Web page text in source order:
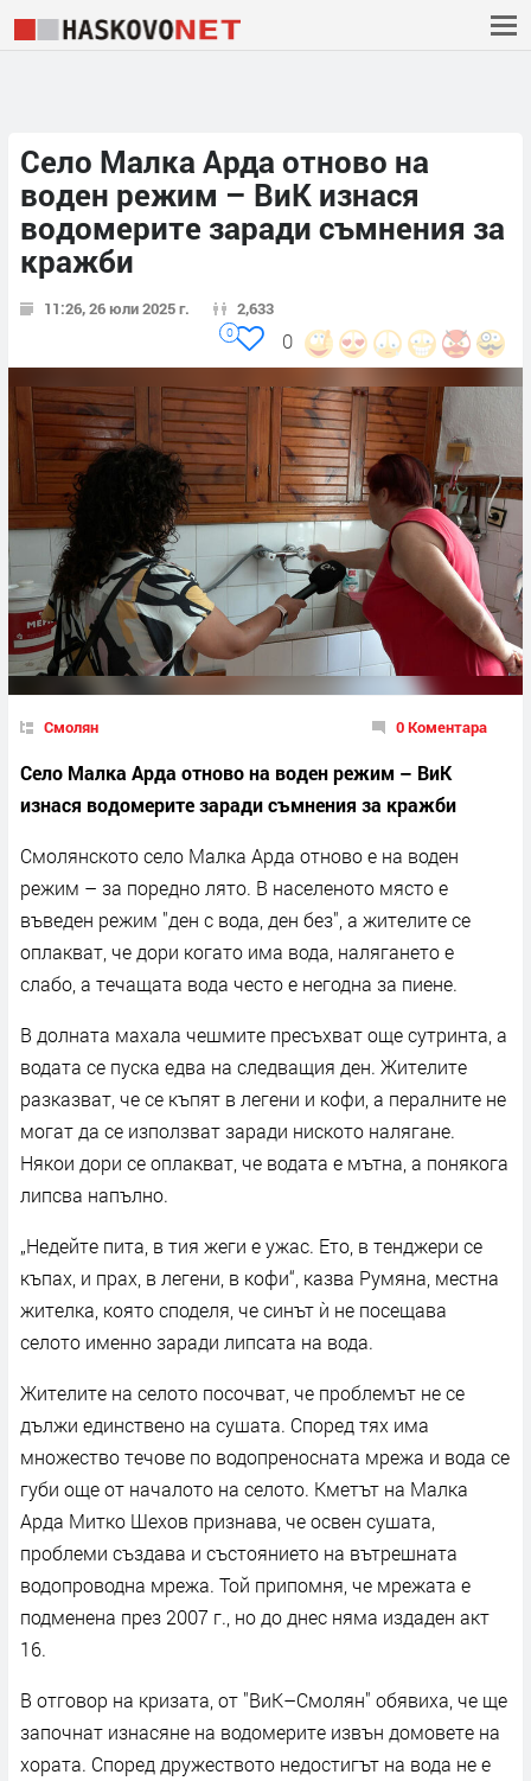
Село Малка Арда отново на
воден режим – ВиК изнася
водомерите заради съмнения за
кражби
11:26, 26 юли 2025 г. 2,633
0
0
Смолян 0 Коментара
Село Малка Арда отново на воден режим – ВиК
изнася водомерите заради съмнения за кражби
Смолянското село Малка Арда отново е на воден
режим – за поредно лято. В населеното място е
въведен режим "ден с вода, ден без", а жителите се
оплакват, че дори когато има вода, налягането е
слабо, а течащата вода често е негодна за пиене.
В долната махала чешмите пресъхват още сутринта, а
водата се пуска едва на следващия ден. Жителите
разказват, че се къпят в легени и кофи, а пералните не
могат да се използват заради ниското налягане.
Някои дори се оплакват, че водата е мътна, а понякога
липсва напълно.
„Недейте пита, в тия жеги е ужас. Ето, в тенджери се
къпах, и прах, в легени, в кофи“, казва Румяна, местна
жителка, която споделя, че синът ѝ не посещава
селото именно заради липсата на вода.
Жителите на селото посочват, че проблемът не се
дължи единствено на сушата. Според тях има
множество течове по водопреносната мрежа и вода се
губи още от началото на селото. Кметът на Малка
Арда Митко Шехов признава, че освен сушата,
проблеми създава и състоянието на вътрешната
водопроводна мрежа. Той припомня, че мрежата е
подменена през 2007 г., но до днес няма издаден акт
16.
В отговор на кризата, от "ВиК–Смолян" обявиха, че ще
започнат изнасяне на водомерите извън домовете на
хората. Според дружеството недостигът на вода не е